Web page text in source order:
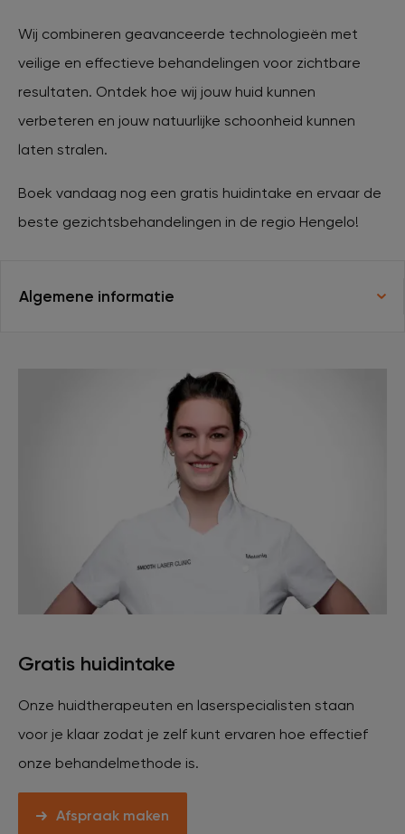
Wij combineren geavanceerde technologieën met
veilige en effectieve behandelingen voor zichtbare
resultaten. Ontdek hoe wij jouw huid kunnen
verbeteren en jouw natuurlijke schoonheid kunnen
laten stralen.
Boek vandaag nog een gratis huidintake en ervaar de
beste gezichtsbehandelingen in de regio Hengelo!
Algemene informatie
Gratis huidintake
Onze huidtherapeuten en laserspecialisten staan
voor je klaar zodat je zelf kunt ervaren hoe effectief
onze behandelmethode is.
Afspraak maken
Tarieven
Veelgestelde vragen
Contact
Vacatures